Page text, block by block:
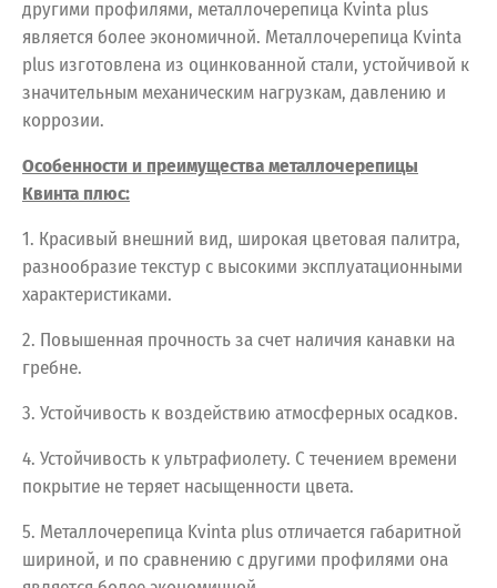
другими профилями, металлочерепица Kvinta plus
является более экономичной. Металлочерепица Kvinta
plus изготовлена из оцинкованной стали, устойчивой к
значительным механическим нагрузкам, давлению и
коррозии.
Особенности и преимущества металлочерепицы
Квинта плюс:
1. Красивый внешний вид, широкая цветовая палитра,
разнообразие текстур с высокими эксплуатационными
характеристиками.
2. Повышенная прочность за счет наличия канавки на
гребне.
3. Устойчивость к воздействию атмосферных осадков.
4. Устойчивость к ультрафиолету. С течением времени
покрытие не теряет насыщенности цвета.
5. Металлочерепица Kvinta plus отличается габаритной
шириной, и по сравнению с другими профилями она